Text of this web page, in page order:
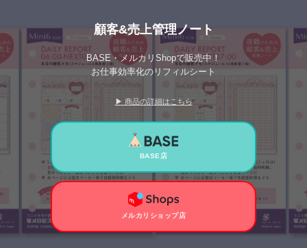
顧客&売上管理ノート
BASE・メルカリShopで販売中！
お仕事効率化のリフィルシート
▶ 商品の詳細はこちら
BASE店
メルカリショップ店